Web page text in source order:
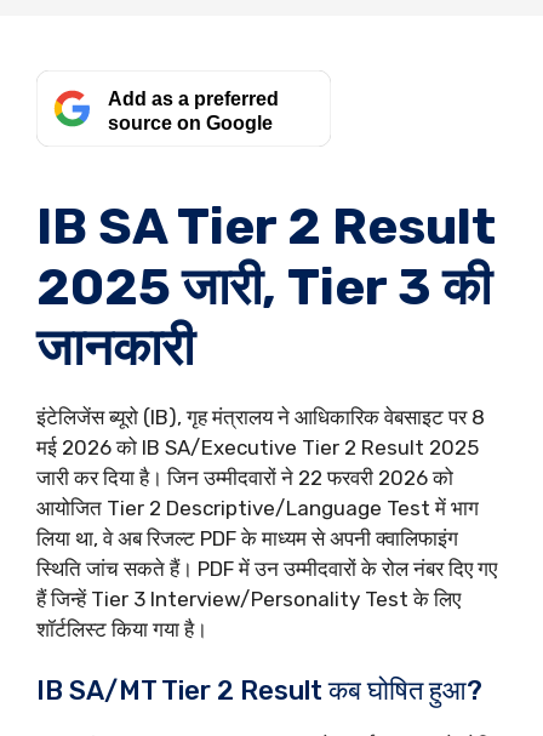
Add as a preferred
source on Google
IB SA Tier 2 Result
2025 जारी, Tier 3 की
जानकारी
इंटेलिजेंस ब्यूरो (IB), गृह मंत्रालय ने आधिकारिक वेबसाइट पर 8
मई 2026 को IB SA/Executive Tier 2 Result 2025
जारी कर दिया है। जिन उम्मीदवारों ने 22 फरवरी 2026 को
आयोजित Tier 2 Descriptive/Language Test में भाग
लिया था, वे अब रिजल्ट PDF के माध्यम से अपनी क्वालिफाइंग
स्थिति जांच सकते हैं। PDF में उन उम्मीदवारों के रोल नंबर दिए गए
हैं जिन्हें Tier 3 Interview/Personality Test के लिए
शॉर्टलिस्ट किया गया है।
IB SA/MT Tier 2 Result कब घोषित हुआ?